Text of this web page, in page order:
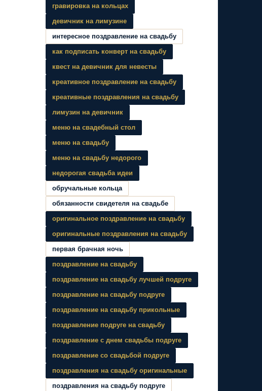
гравировка на кольцах
девичник на лимузине
интересное поздравление на свадьбу
как подписать конверт на свадьбу
квест на девичник для невесты
креативное поздравление на свадьбу
креативные поздравления на свадьбу
лимузин на девичник
меню на свадебный стол
меню на свадьбу
меню на свадьбу недорого
недорогая свадьба идеи
обручальные кольца
обязанности свидетеля на свадьбе
оригинальное поздравление на свадьбу
оригинальные поздравления на свадьбу
первая брачная ночь
поздравление на свадьбу
поздравление на свадьбу лучшей подруге
поздравление на свадьбу подруге
поздравление на свадьбу прикольные
поздравление подруге на свадьбу
поздравление с днем свадьбы подруге
поздравление со свадьбой подруге
поздравления на свадьбу оригинальные
поздравления на свадьбу подруге